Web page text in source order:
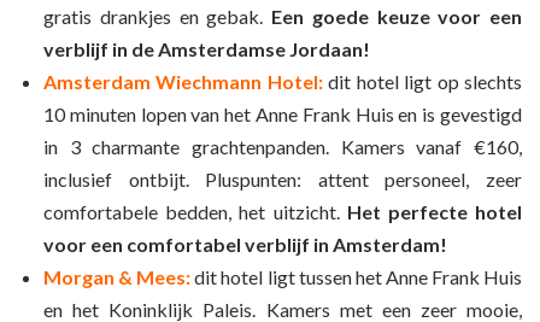
gratis drankjes en gebak. Een goede keuze voor een
verblijf in de Amsterdamse Jordaan!
Amsterdam Wiechmann Hotel:dit hotel ligt op slechts
10 minuten lopen van het Anne Frank Huis en is gevestigd
in 3 charmante grachtenpanden. Kamers vanaf €160,
inclusief ontbijt. Pluspunten: attent personeel, zeer
comfortabele bedden, het uitzicht. Het perfecte hotel
voor een comfortabel verblijf in Amsterdam!
Morgan & Mees:dit hotel ligt tussen het Anne Frank Huis
en het Koninklijk Paleis. Kamers met een zeer mooie,